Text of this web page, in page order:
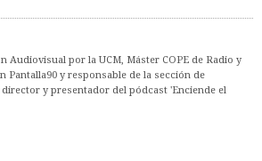
Audiovisual por la UCM, Máster COPE de Radio y
Pantalla90 y responsable de la sección de
y presentador del pódcast 'Enciende el